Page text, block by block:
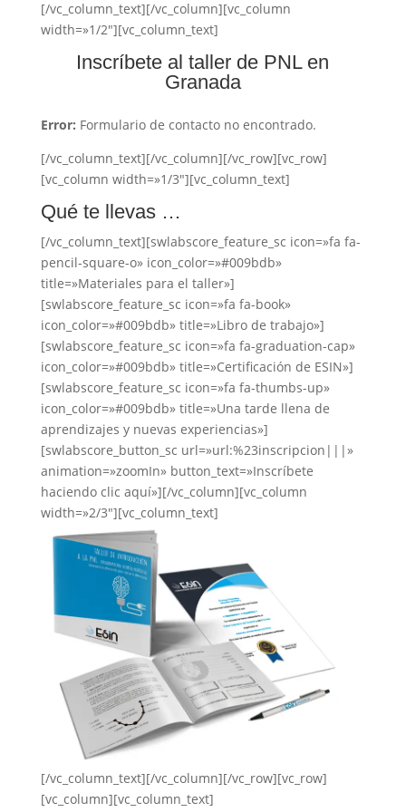
[/vc_column_text][/vc_column][vc_column
width=»1/2″][vc_column_text]
Inscríbete al taller de PNL en
Granada
Error: Formulario de contacto no encontrado.
[/vc_column_text][/vc_column][/vc_row][vc_row]
[vc_column width=»1/3″][vc_column_text]
Qué te llevas …
[/vc_column_text][swlabscore_feature_sc icon=»fa fa-
pencil-square-o» icon_color=»#009bdb»
title=»Materiales para el taller»]
[swlabscore_feature_sc icon=»fa fa-book»
icon_color=»#009bdb» title=»Libro de trabajo»]
[swlabscore_feature_sc icon=»fa fa-graduation-cap»
icon_color=»#009bdb» title=»Certificación de ESIN»]
[swlabscore_feature_sc icon=»fa fa-thumbs-up»
icon_color=»#009bdb» title=»Una tarde llena de
aprendizajes y nuevas experiencias»]
[swlabscore_button_sc url=»url:%23inscripcion|||»
animation=»zoomIn» button_text=»Inscríbete
haciendo clic aquí»][/vc_column][vc_column
width=»2/3″][vc_column_text]
[/vc_column_text][/vc_column][/vc_row][vc_row]
[vc_column][vc_column_text]